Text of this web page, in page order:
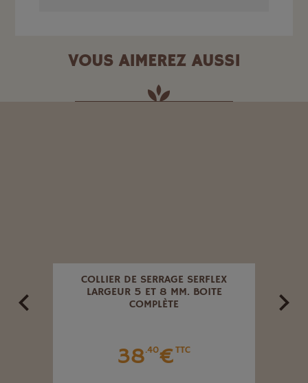
VOUS AIMEREZ AUSSI
COLLIER DE SERRAGE SERFLEX
LARGEUR 5 ET 8 MM. BOITE
COMPLÈTE
38.40€TTC